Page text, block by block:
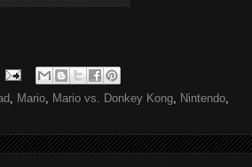
Mario Mario vs. Donkey Kong Nintendo